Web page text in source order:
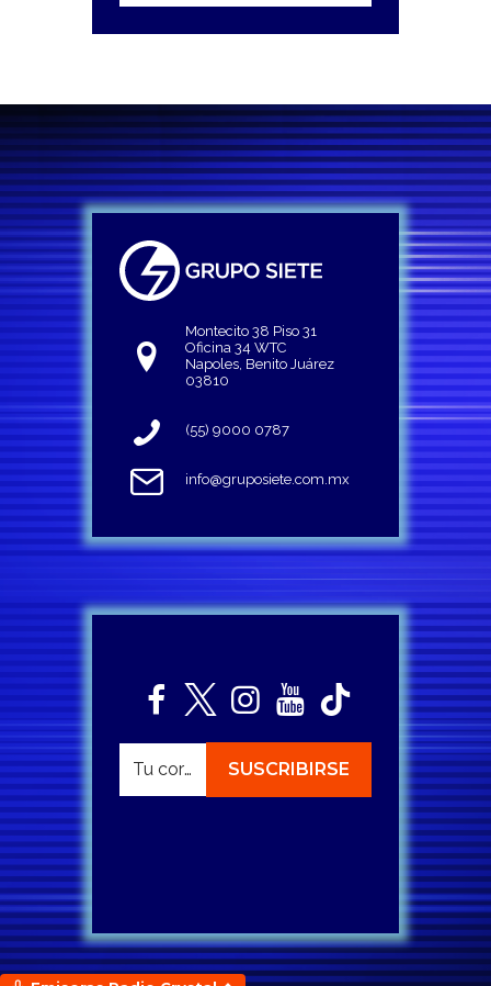
Montecito 38 Piso 31
Oficina 34 WTC
Napoles, Benito Juárez
03810
(55) 9000 0787
info@gruposiete.com.mx